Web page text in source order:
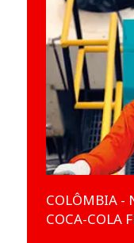
COLÔMBIA -
COCA-COLA